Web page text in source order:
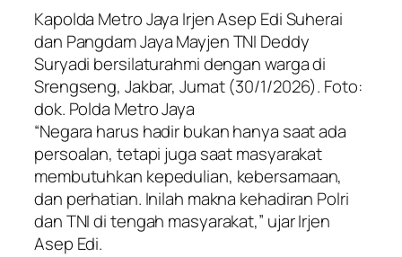
Kapolda Metro Jaya Irjen Asep Edi Suherai
dan Pangdam Jaya Mayjen TNI Deddy
Suryadi bersilaturahmi dengan warga di
Srengseng, Jakbar, Jumat (30/1/2026). Foto:
dok. Polda Metro Jaya
“Negara harus hadir bukan hanya saat ada
persoalan, tetapi juga saat masyarakat
membutuhkan kepedulian, kebersamaan,
dan perhatian. Inilah makna kehadiran Polri
dan TNI di tengah masyarakat,” ujar Irjen
Asep Edi.